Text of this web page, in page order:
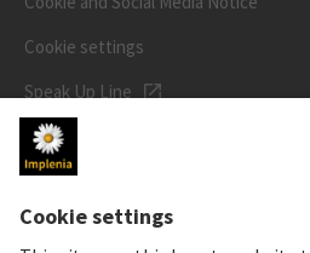
Cookie settings
Speak Up Line
STOCK PRICE
ISIN: CH0023868554